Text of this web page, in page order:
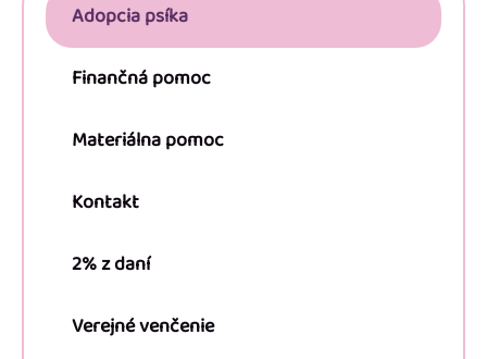
Adopcia psíka
Finančná pomoc
Materiálna pomoc
Kontakt
2% z daní
Verejné venčenie